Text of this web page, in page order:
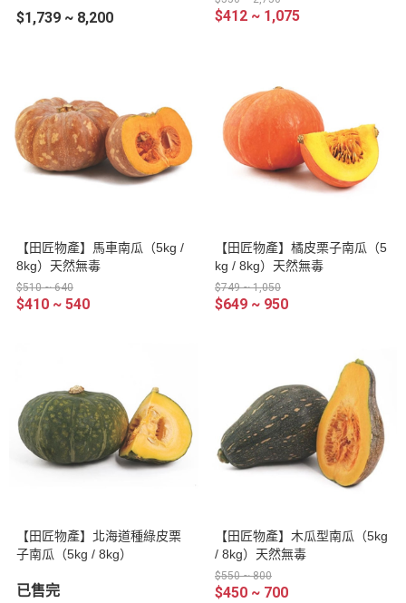
$1,739 ~ 8,200 $412 ~ 1,075
【田匠物產】馬車南瓜（5kg /
8kg）天然無毒
$510 ~ 640
$410 ~ 540
【田匠物產】橘皮栗子南瓜（5
kg / 8kg）天然無毒
$749 ~ 1,050
$649 ~ 950
【田匠物產】北海道種綠皮栗
子南瓜（5kg / 8kg）
已售完
【田匠物產】木瓜型南瓜（5kg
/ 8kg）天然無毒
$550 ~ 800
$450 ~ 700